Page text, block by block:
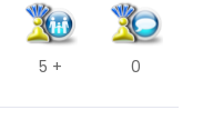
5 + 0